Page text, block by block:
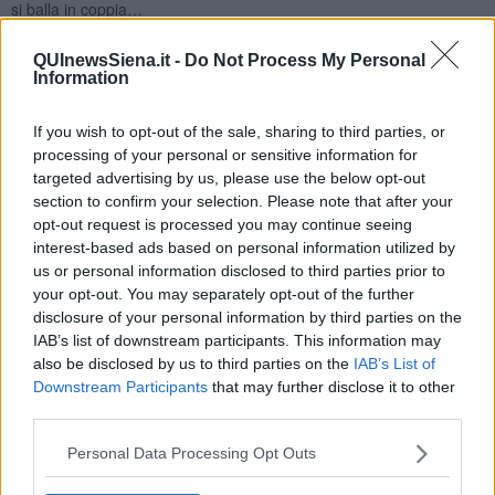
QUInewsSiena.it - Do Not Process My Personal
Information
If you wish to opt-out of the sale, sharing to third parties, or
processing of your personal or sensitive information for
targeted advertising by us, please use the below opt-out
section to confirm your selection. Please note that after your
opt-out request is processed you may continue seeing
interest-based ads based on personal information utilized by
us or personal information disclosed to third parties prior to
your opt-out. You may separately opt-out of the further
disclosure of your personal information by third parties on the
IAB’s list of downstream participants. This information may
also be disclosed by us to third parties on the IAB’s List of
Downstream Participants that may further disclose it to other
Personal Data Processing Opt Outs
si balla in coppia…
A ogni modo, il processo creativo nel tango, si verifica seguendo
due fasi distinte: la prima è data dall’attenzione concentrata,
quando cioè il ballerino è in grado di vedere tante possibilità di
passo o la postura non sono corretti quanto avrebbe voluto. Senza
questo processo, non si creerebbero passi o sequenze di passi
concreti perché solo in questo modo l’individuo costringe i due
emisferi cerebrali a lavorare insieme per riuscire aballarebene. Il
tango inoltre può essere paragonato a una meditazione
consapevole, di amorevole gentilezza che diventa il mezzo per
ampliare la propria mente e sperimentare emozioni positive per cui
è un dato di fatto che il tango fa bene e ballarlo ci mantiene giovani
sia nel corpo che nello spirito.
Quindi tutti in milonga!
Maria Caruso